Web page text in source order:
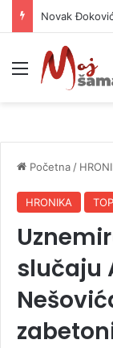
Novak
Meni
Početna /
HRONIKA
slučaju